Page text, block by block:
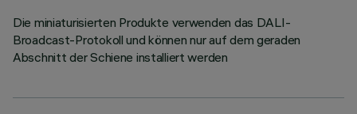
Die miniaturisierten Produkte verwenden das DALI-
Broadcast-Protokoll und können nur auf dem geraden
Abschnitt der Schiene installiert werden